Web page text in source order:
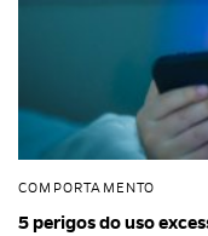
COMPORTAMENTO
5 perigos do uso